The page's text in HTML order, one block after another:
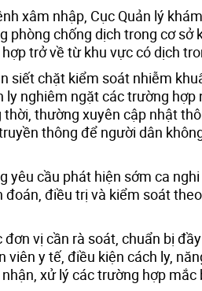
xâm nhập, Cục Quản lý
phòng chống dịch trong cơ sở
trở về từ khu vực có dịch
siết chặt kiểm soát nhiễm
ly nghiêm ngặt các trường hợp
thời, thường xuyên cập nhật
thông để người dân
yêu cầu phát hiện sớm ca
đoán, điều trị và kiểm soát
đơn vị cần rà soát, chuẩn bị
viên y tế, điều kiện cách ly,
xử lý các trường hợp mắc